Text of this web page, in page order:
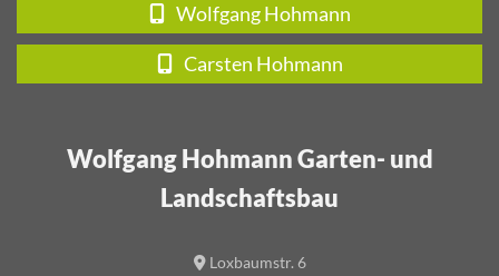
Wolfgang Hohmann
Carsten Hohmann
Wolfgang Hohmann Garten- und
Landschaftsbau
Loxbaumstr. 6